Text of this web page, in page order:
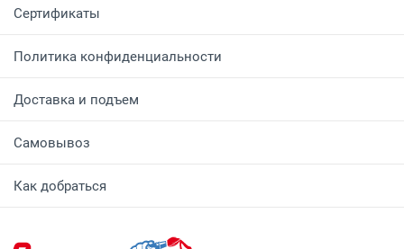
Сертификаты
Политика конфиденциальности
Доставка и подъем
Самовывоз
Как добраться